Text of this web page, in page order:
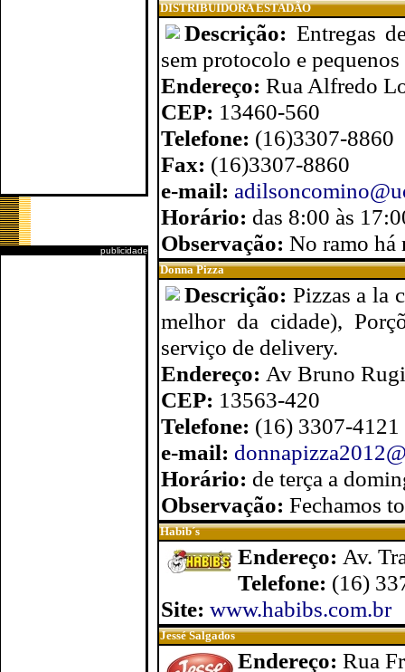
publicidade
DISTRIBUIDORA ESTADÃO
Descrição: Entregas
sem protocolo e
Endereço: Rua Alfredo
CEP: 13460-560
Telefone: (16)3307-8860
Fax: (16)3307-8860
e-mail:
Horário: das 8:00 às
Observação: No ramo há
Donna Pizza
Descrição: Pizzas a la
melhor da cidade),
serviço de delivery.
Endereço: Av Bruno
CEP: 13563-420
Telefone: (16) 3307-
e-mail:
Horário: de terça a
Observação: Fechamos
Habib´s
Endereço: Av.
Telefone: (16)
Site: www.habibs.com.br
Jessé Salgados
Endereço: Rua